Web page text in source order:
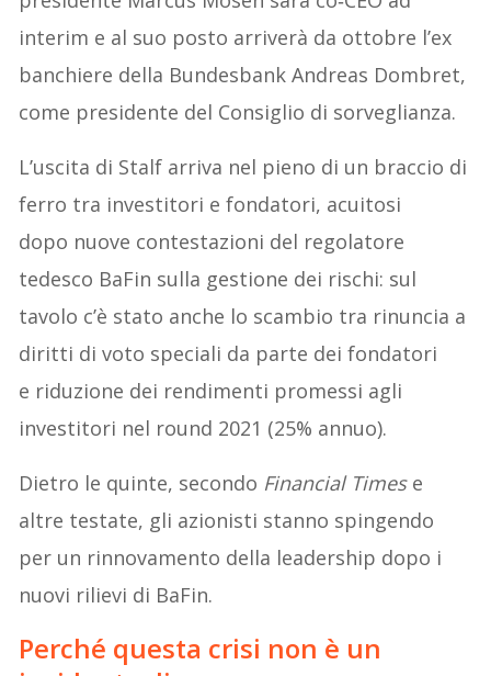
interim e al suo posto arriverà da ottobre l’ex
banchiere della Bundesbank Andreas Dombret,
come presidente del Consiglio di sorveglianza.
L’uscita di Stalf arriva nel pieno di un braccio di
ferro tra investitori e fondatori, acuitosi
dopo nuove contestazioni del regolatore
tedesco BaFin sulla gestione dei rischi: sul
tavolo c’è stato anche lo scambio tra rinuncia a
diritti di voto speciali da parte dei fondatori
e riduzione dei rendimenti promessi agli
investitori nel round 2021 (25% annuo).
Dietro le quinte, secondo Financial Times e
altre testate, gli azionisti stanno spingendo
per un rinnovamento della leadership dopo i
nuovi rilievi di BaFin.
Perché questa crisi non è un